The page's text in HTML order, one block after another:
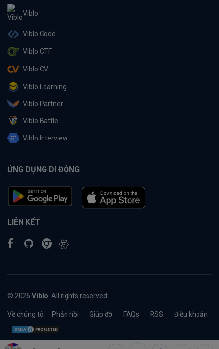
Viblo
Viblo Code
Viblo CTF
Viblo CV
Viblo Learning
Viblo Partner
Viblo Battle
Viblo Interview
ỨNG DỤNG DI ĐỘNG
LIÊN KẾT
© 2026 Viblo . All rights reserved.
Về chúng tôi Phản hồi Giúp đỡ FAQs RSS Điều khoản